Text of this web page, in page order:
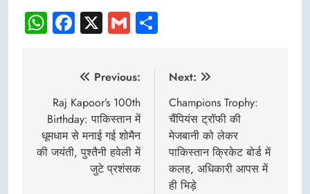
WhatsApp
Facebook
X Gmail
navigation
Previous:
Raj Kapoor’s 100th
Birthday: पाकिस्तान में
धूमधाम से मनाई गई शोमैन
की जयंती, पुश्तैनी हवेली में
जुटे प्रशंसक
Next:
Champions Trophy:
चैंपियंस ट्रॉफी की
मेजबानी को लेकर
पाकिस्तान क्रिकेट बोर्ड में
कलह, अधिकारी आपस में
ही भिड़े